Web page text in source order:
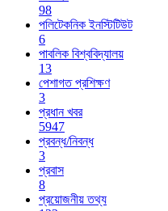
98
পলিটেকনিক ইনস্টিটিউট
6
পাবলিক বিশ্ববিদ্যালয়
13
পেশাগত প্রশিক্ষণ
3
প্রধান খবর
5947
প্রবন্ধ/নিবন্ধ
3
প্রবাস
8
প্রয়োজনীয় তথ্য